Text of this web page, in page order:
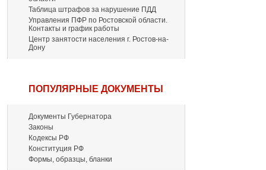
Таблица штрафов за нарушение ПДД
Управления ПФР по Ростовской области.
Контакты и график работы
Центр занятости населения г. Ростов-на-
Дону
ПОПУЛЯРНЫЕ ДОКУМЕНТЫ
Документы Губернатора
Законы
Кодексы РФ
Конституция РФ
Формы, образцы, бланки